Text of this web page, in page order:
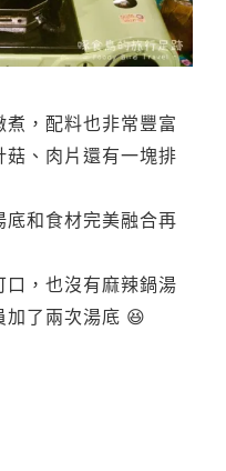
，配料也非常豐富
菇、肉片還有一塊排
底和食材完美融合再
口，也沒有麻辣鍋湯
加了兩次湯底 😆